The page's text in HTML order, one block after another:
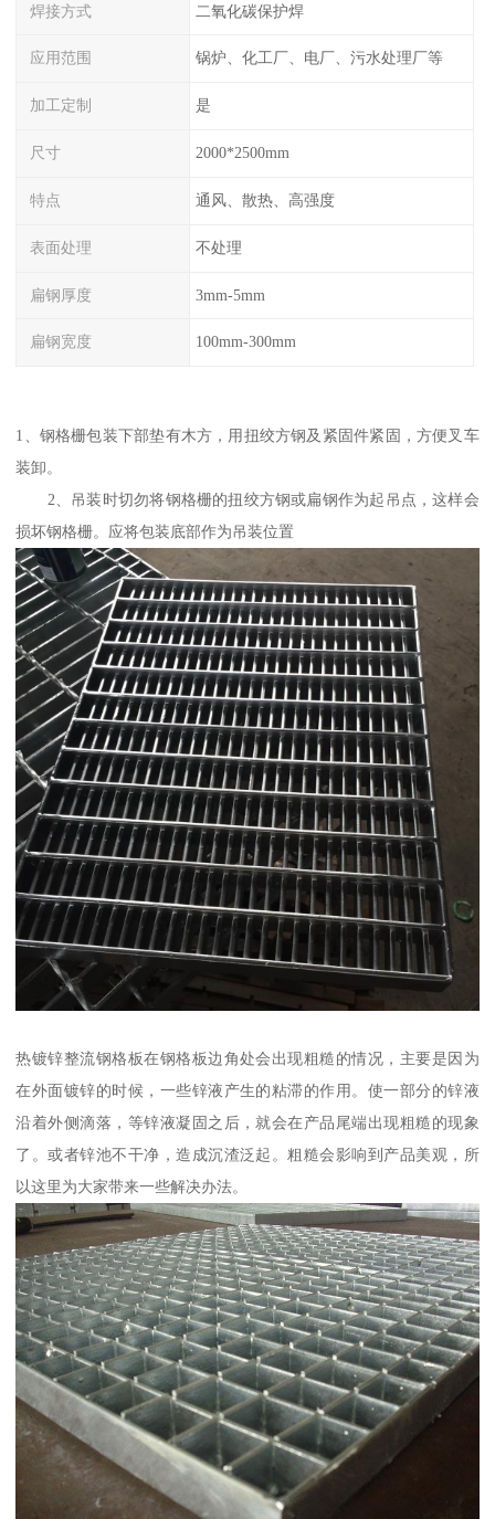
焊接方式 二氧化碳保护焊
应用范围 锅炉、化工厂、电厂、污水处理厂等
加工定制 是
尺寸 2000*2500mm
特点 通风、散热、高强度
表面处理 不处理
扁钢厚度 3mm-5mm
扁钢宽度 100mm-300mm
1、钢格栅包装下部垫有木方，用扭绞方钢及紧固件紧固，方便叉车
装卸。
2、吊装时切勿将钢格栅的扭绞方钢或扁钢作为起吊点，这样会
损坏钢格栅。应将包装底部作为吊装位置
热镀锌整流钢格板在钢格板边角处会出现粗糙的情况，主要是因为
在外面镀锌的时候，一些锌液产生的粘滞的作用。使一部分的锌液
沿着外侧滴落，等锌液凝固之后，就会在产品尾端出现粗糙的现象
了。或者锌池不干净，造成沉渣泛起。粗糙会影响到产品美观，所
以这里为大家带来一些解决办法。